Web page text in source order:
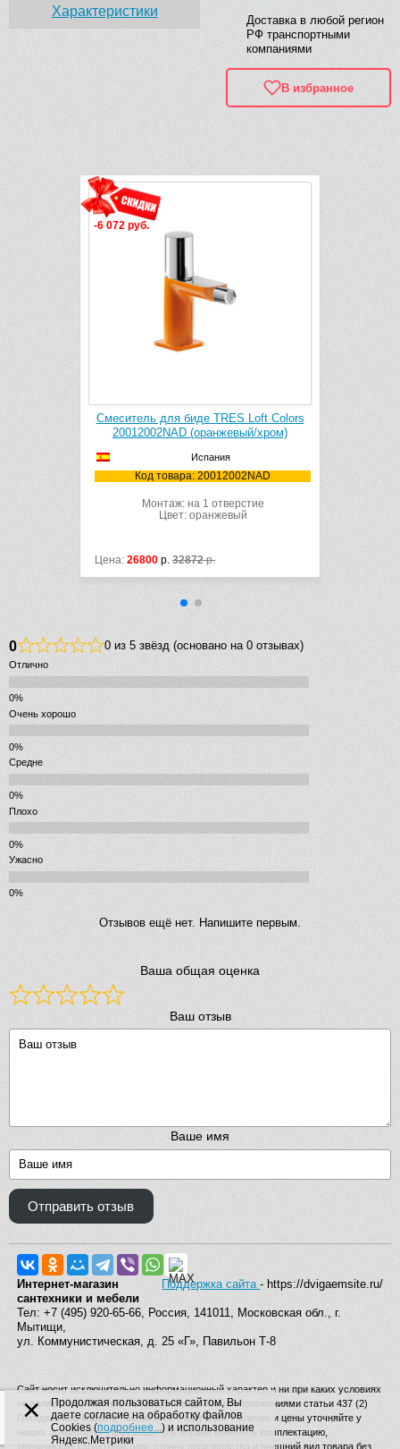
Доставка в любой регион
РФ транспортными
компаниями
В избранное
Характеристики
-6 072 руб.
Смеситель для биде TRES Loft Colors
20012002NAD (оранжевый/хром)
Испания
Код товара: 20012002NAD
Монтаж: на 1 отверстие
Цвет: оранжевый
Цена: 26800 р. 32872р.
0 0 из 5 звёзд (основано на 0 отзывах)
Отлично
Очень хорошо
Средне
Плохо
Ужасно
Отзывов ещё нет. Напишите первым.
Ваша общая оценка
Ваш отзыв
Ваше имя
Отправить отзыв
Поддержка сайта- https://dvigaemsite.ru/
Интернет-магазин
сантехники и мебели
Тел: +7 (495) 920-65-66, Россия, 141011, Московская обл., г.
Мытищи,
ул. Коммунистическая, д. 25 «Г», Павильон Т-8
Сайт носит исключительно информационный характер и ни при каких условиях
не является публичной офертой, определяемой положениями статьи 437 (2)
Гражданского кодекса Российской Федерации. Наличие и цены уточняйте у
наших операторов. Производитель вправе изменять комплектацию,
технические характеристики, страну производства и внешний вид товара без
×
Продолжая пользоваться сайтом, Вы
даете согласие на обработку файлов
Cookies (подробнее...) и использование
Яндекс.Метрики